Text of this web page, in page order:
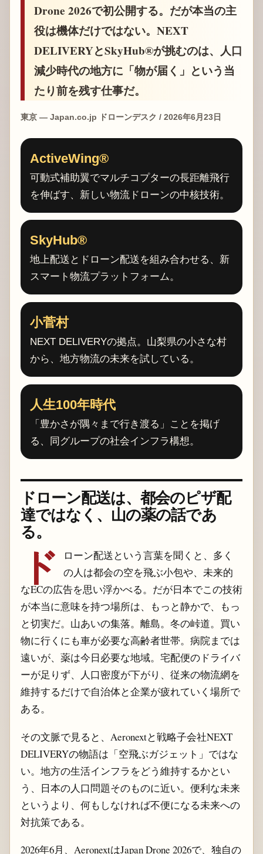
Drone 2026で初公開する。だが本当の主
役は機体だけではない。NEXT
DELIVERYとSkyHub®が挑むのは、人口
減少時代の地方に「物が届く」という当
たり前を残す仕事だ。
東京 — Japan.co.jp ドローンデスク / 2026年6月23日
ActiveWing®
可動式補助翼でマルチコプターの長距離飛行
を伸ばす、新しい物流ドローンの中核技術。
SkyHub®
地上配送とドローン配送を組み合わせる、新
スマート物流プラットフォーム。
小菅村
NEXT DELIVERYの拠点。山梨県の小さな村
から、地方物流の未来を試している。
人生100年時代
「豊かさが隅々まで行き渡る」ことを掲げ
る、同グループの社会インフラ構想。
ドローン配送は、都会のピザ配
達ではなく、山の薬の話であ
る。
ド
ローン配送という言葉を聞くと、多く
の人は都会の空を飛ぶ小包や、未来的
なECの広告を思い浮かべる。だが日本でこの技術
が本当に意味を持つ場所は、もっと静かで、もっ
と切実だ。山あいの集落。離島。冬の峠道。買い
物に行くにも車が必要な高齢者世帯。病院までは
遠いが、薬は今日必要な地域。宅配便のドライバ
ーが足りず、人口密度が下がり、従来の物流網を
維持するだけで自治体と企業が疲れていく場所で
ある。
その文脈で見ると、Aeronextと戦略子会社NEXT
DELIVERYの物語は「空飛ぶガジェット」ではな
い。地方の生活インフラをどう維持するかとい
う、日本の人口問題そのものに近い。便利な未来
というより、何もしなければ不便になる未来への
対抗策である。
2026年6月、AeronextはJapan Drone 2026で、独自の